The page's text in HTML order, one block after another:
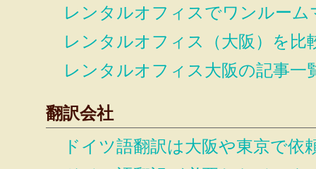
レンタルオフィスでワンルー
レンタルオフィス（大阪）を比
レンタルオフィス大阪の記事一
翻訳会社
ドイツ語翻訳は大阪や東京で依